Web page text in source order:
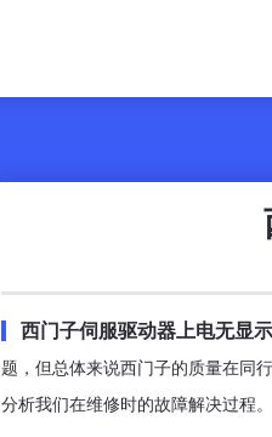
西门子伺服驱动器上电无显
题，但总体来说西门子的质量在同
分析我们在维修时的故障解决过程。